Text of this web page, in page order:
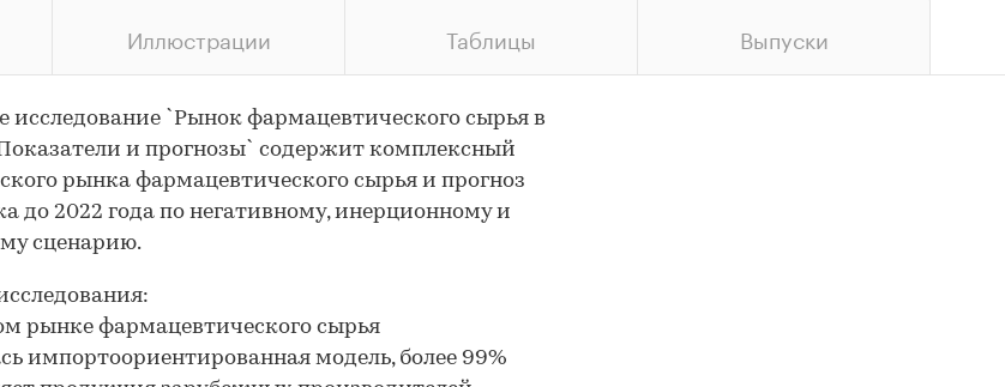
Иллюстрации Таблицы Выпуски
исследование `Рынок фармацевтического сырья в
и прогнозы` содержит комплексный
рынка фармацевтического сырья и прогноз
до 2022 года по негативному, инерционному и
сценарию.
рынке фармацевтического сырья
импортоориентированная модель, более 99%